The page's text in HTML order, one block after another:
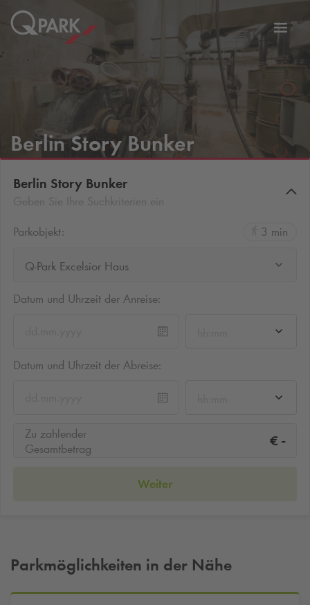
Zur
Berlin Story Bunker
Berlin Story Bunker
Parkobjekt:
3 min
Q-Park Excelsior Haus
Datum und Uhrzeit der Anreise:
Datum und Uhrzeit der Abreise:
Zu zahlender
Gesamtbetrag
€ -
Weiter
Parkmöglichkeiten in der Nähe